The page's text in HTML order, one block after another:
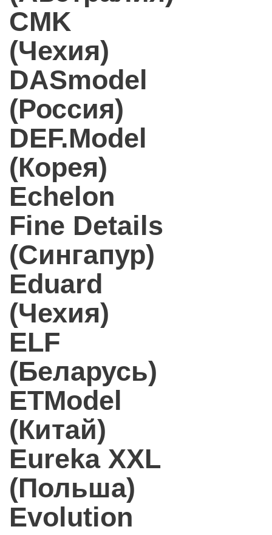
CMK
(Чехия)
DASmodel
(Россия)
DEF.Model
(Корея)
Echelon
Fine Details
(Сингапур)
Eduard
(Чехия)
ELF
(Беларусь)
ETModel
(Китай)
Eureka XXL
(Польша)
Evolution